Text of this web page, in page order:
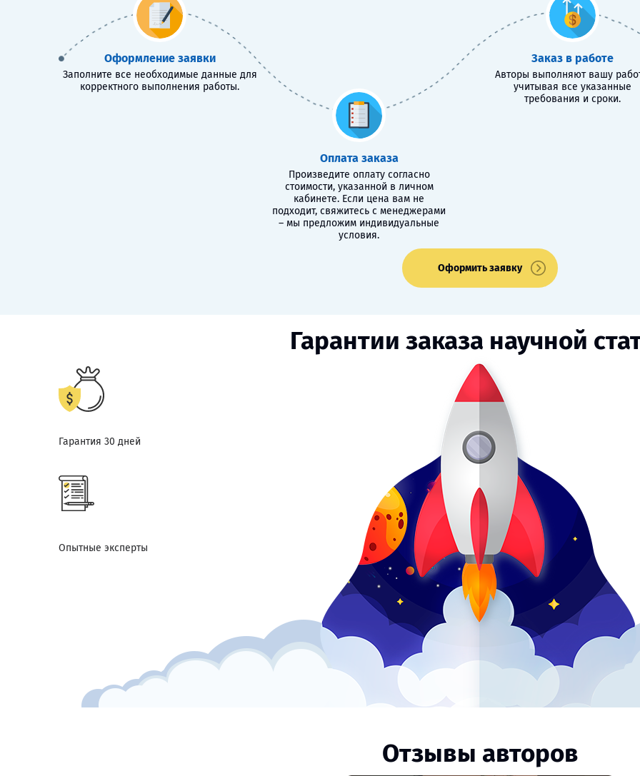
Оформление заявки
Заполните все необходимые данные для
корректного выполнения работы.
Оплата заказа
Произведите оплату согласно
стоимости, указанной в личном
кабинете. Если цена вам не
подходит, свяжитесь с менеджерами
– мы предложим индивидуальные
условия.
Заказ в работе
Авторы выполняют вашу
учитывая все указанные
требования и сроки.
Оформить заявку
Гарантии заказа научной
Гарантия 30 дней
Опытные эксперты
Отзывы авторов